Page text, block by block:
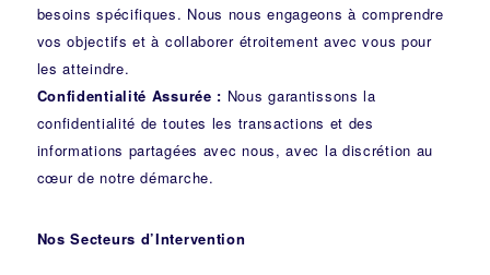
besoins spécifiques. Nous nous engageons à comprendre
vos objectifs et à collaborer étroitement avec vous pour
les atteindre.
Confidentialité Assurée : Nous garantissons la
confidentialité de toutes les transactions et des
informations partagées avec nous, avec la discrétion au
cœur de notre démarche.
Nos Secteurs d’Intervention